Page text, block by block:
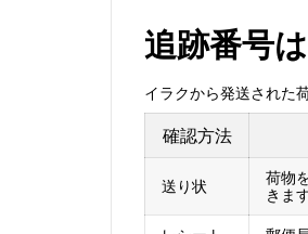
追跡番号
イラクから発送された
確認方法
送り状
荷物
きます